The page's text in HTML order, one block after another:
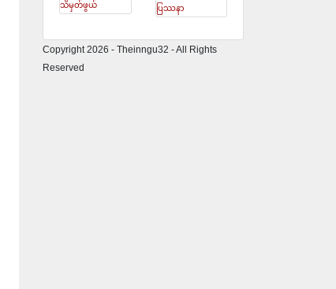
သိမှတ်ဖွယ် ပြဿနာ
Copyright 2026 - Theinngu32 - All Rights
Reserved